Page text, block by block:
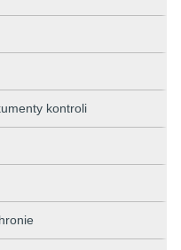
kontroli